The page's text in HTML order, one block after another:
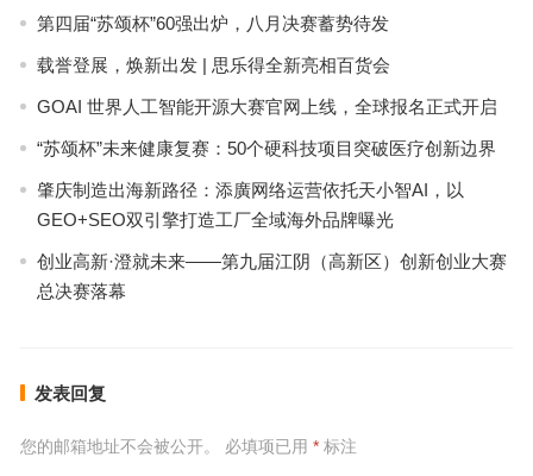
第四届“苏颂杯”60强出炉，八月决赛蓄势待发
载誉登展，焕新出发 | 思乐得全新亮相百货会
GOAI 世界人工智能开源大赛官网上线，全球报名正式开启
“苏颂杯”未来健康复赛：50个硬科技项目突破医疗创新边界
肇庆制造出海新路径：添廣网络运营依托天小智AI，以
GEO+SEO双引擎打造工厂全域海外品牌曝光
创业高新·澄就未来——第九届江阴（高新区）创新创业大赛
总决赛落幕
发表回复
您的邮箱地址不会被公开。 必填项已用 *标注